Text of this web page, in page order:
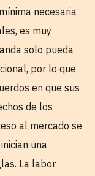
necesaria
es muy
solo pueda
por lo que
en que sus
de los
al mercado se
una
La labor